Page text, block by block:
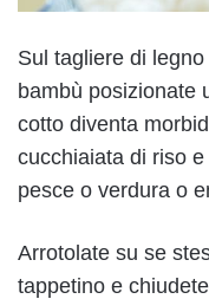
Sul tagliere di
bambù posizionate
cotto diventa
cucchiaiata di riso
pesce o verdura o
Arrotolate su se
tappetino e